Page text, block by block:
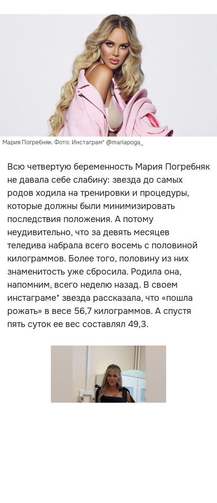
Мария Погребняк. Фото: Инстаграм* @mariapoga_
Всю четвертую беременность Мария Погребняк
не давала себе слабину: звезда до самых
родов ходила на тренировки и процедуры,
которые должны были минимизировать
последствия положения. А потому
неудивительно, что за девять месяцев
теледива набрала всего восемь с половиной
килограммов. Более того, половину из них
знаменитость уже сбросила. Родила она,
напомним, всего неделю назад. В своем
инстаграме* звезда рассказала, что «пошла
рожать» в весе 56,7 килограммов. А спустя
пять суток ее вес составлял 49,3.